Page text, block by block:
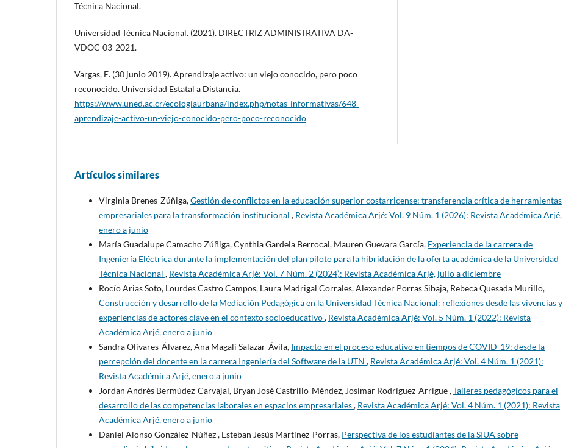
Técnica Nacional.
Universidad Técnica Nacional. (2021). DIRECTRIZ ADMINISTRATIVA DA-
VDOC-03-2021.
Vargas, E. (30 junio 2019). Aprendizaje activo: un viejo conocido, pero poco
reconocido. Universidad Estatal a Distancia.
https://www.uned.ac.cr/ecologiaurbana/index.php/notas-informativas/648-
aprendizaje-activo-un-viejo-conocido-pero-poco-reconocido
Artículos similares
Virginia Brenes-Zúñiga,Gestión de conflictos en la educación superior costarricense: transferencia crítica de herramientas
empresariales para la transformación institucional , Revista Académica Arjé: Vol. 9 Núm. 1 (2026): Revista Académica Arjé,
enero a junio
María Guadalupe Camacho Zúñiga, Cynthia Gardela Berrocal, Mauren Guevara García, Experiencia de la carrera de
Ingeniería Eléctrica durante la implementación del plan piloto para la hibridación de la oferta académica de la Universidad
Técnica Nacional , Revista Académica Arjé: Vol. 7 Núm. 2 (2024): Revista Académica Arjé, julio a diciembre
Rocío Arias Soto, Lourdes Castro Campos, Laura Madrigal Corrales, Alexander Porras Sibaja, Rebeca Quesada Murillo,
Construcción y desarrollo de la Mediación Pedagógica en la Universidad Técnica Nacional: reflexiones desde las vivencias y
experiencias de actores clave en el contexto socioeducativo, Revista Académica Arjé: Vol. 5 Núm. 1 (2022): Revista
Académica Arjé, enero a junio
Sandra Olivares-Álvarez, Ana Magali Salazar-Ávila, Impacto en el proceso educativo en tiempos de COVID-19: desde la
percepción del docente en la carrera Ingeniería del Software de la UTN , Revista Académica Arjé: Vol. 4 Núm. 1 (2021):
Revista Académica Arjé, enero a junio
Jordan Andrés Bermúdez-Carvajal, Bryan José Castrillo-Méndez, Josimar Rodríguez-Arrigue ,Talleres pedagógicos para el
desarrollo de las competencias laborales en espacios empresariales, Revista Académica Arjé: Vol. 4 Núm. 1 (2021): Revista
Académica Arjé, enero a junio
Daniel Alonso González-Núñez , Esteban Jesús Martínez-Porras, Perspectiva de los estudiantes de la SIUA sobre